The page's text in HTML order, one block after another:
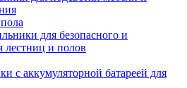
для безопасного и
лестниц и полов
с аккумуляторной батареей для